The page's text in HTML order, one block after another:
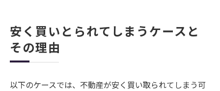
安く買いとられてしまうケースと
その理由
以下のケースでは、不動産が安く買い取られてしまう可